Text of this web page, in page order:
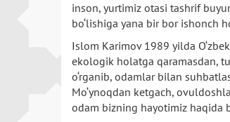
inson, yurtimiz otasi tashrif
bo‘lishiga yana bir bor ishonch
Islom Karimov 1989 yilda
ekologik holatga qaramasdan,
o‘rganib, odamlar bilan
Mo‘ynoqdan ketgach,
odam bizning hayotimiz haqida